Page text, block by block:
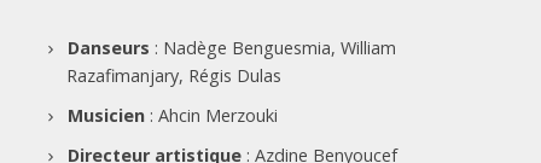
Danseurs : Nadège Benguesmia, William
Razafimanjary, Régis Dulas
Musicien : Ahcin Merzouki
Directeur artistique: Azdine Benyoucef